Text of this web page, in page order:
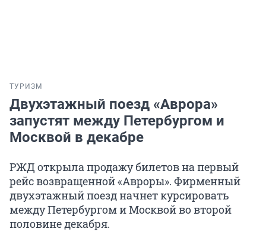
ТУРИЗМ
Двухэтажный поезд «Аврора»
запустят между Петербургом и
Москвой в декабре
РЖД открыла продажу билетов на первый
рейс возвращенной «Авроры». Фирменный
двухэтажный поезд начнет курсировать
между Петербургом и Москвой во второй
половине декабря.